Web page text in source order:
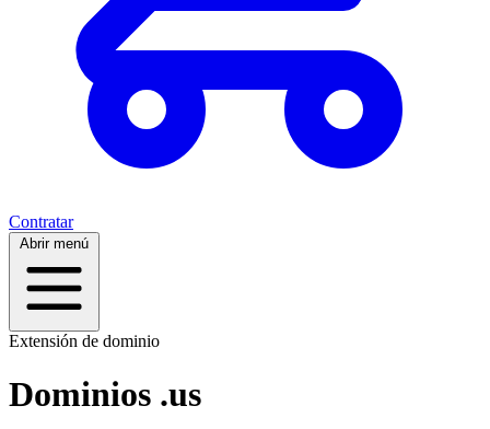
Contratar
Abrir menú
Extensión de dominio
Dominios .us